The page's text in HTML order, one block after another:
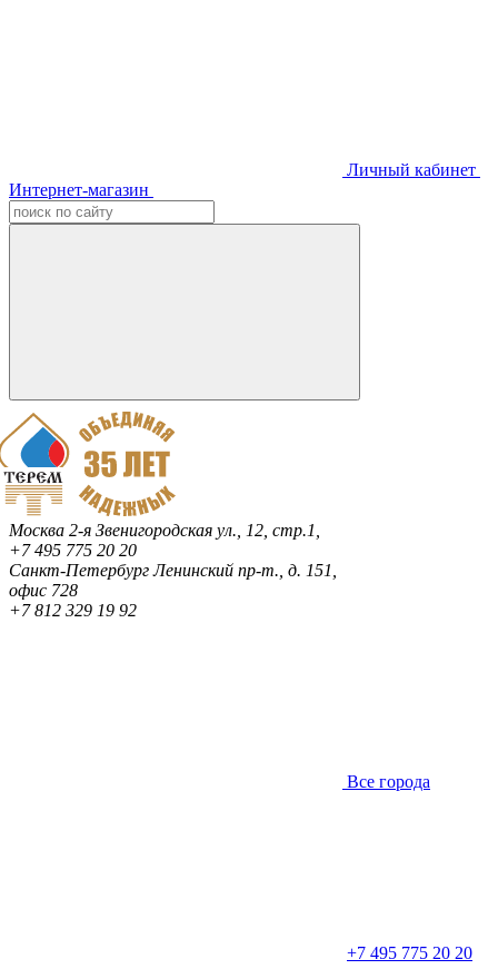
Личный кабинет
Интернет-магазин
Москва 2-я Звенигородская ул., 12, стр.1,
+7 495 775 20 20
Санкт-ПетербургЛенинский пр-т., д. 151,
офис 728
+7 812 329 19 92
Все города
+7 495 775 20 20